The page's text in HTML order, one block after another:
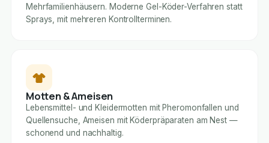
Mehrfamilienhäusern. Moderne Gel-Köder-Verfahren statt
Sprays, mit mehreren Kontrollterminen.
Motten & Ameisen
Lebensmittel- und Kleidermotten mit Pheromonfallen und
Quellensuche, Ameisen mit Köderpräparaten am Nest —
schonend und nachhaltig.